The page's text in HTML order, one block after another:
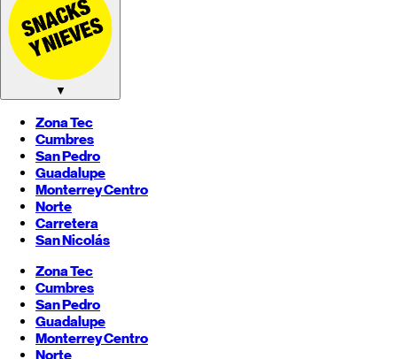
▼
Zona Tec
Cumbres
San Pedro
Guadalupe
MonterreyCentro
Norte
Carretera
San Nicolás
Zona Tec
Cumbres
San Pedro
Guadalupe
MonterreyCentro
Norte